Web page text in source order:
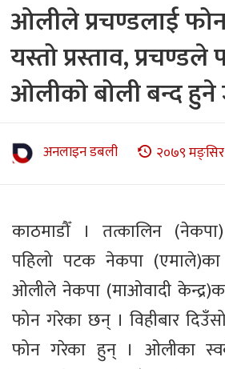
ओलीले प्रचण्डलाई
यस्तो प्रस्ताव, प्रचण्डले
ओलीकाे बोली बन्द
अनलाइन डबली २०७९
काठमाडौँ । तत्कालिन
पहिलो पटक नेकपा (एमाले)का
ओलीले नेकपा (माओवादी
फोन गरेका छन् । विहीबार
फोन गरेका हुन् । ओलीका